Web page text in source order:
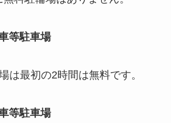
等駐車場
は最初の2時間は無料です。
等駐車場